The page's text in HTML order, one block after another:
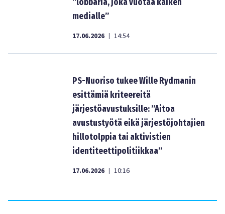
medialle”
17.06.2026 | 14:54
PS-Nuoriso tukee Wille Rydmanin
esittämiä kriteereitä
järjestöavustuksille: ”Aitoa
avustustyötä eikä järjestöjohtajien
hillotolppia tai aktivistien
identiteettipolitiikkaa”
17.06.2026 | 10:16